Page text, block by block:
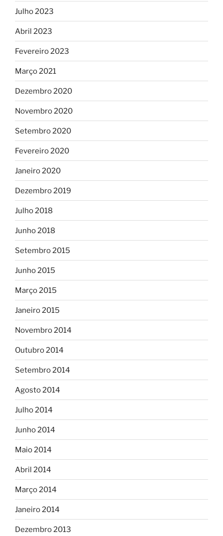
Julho 2023
Abril 2023
Fevereiro 2023
Março 2021
Dezembro 2020
Novembro 2020
Setembro 2020
Fevereiro 2020
Janeiro 2020
Dezembro 2019
Julho 2018
Junho 2018
Setembro 2015
Junho 2015
Março 2015
Janeiro 2015
Novembro 2014
Outubro 2014
Setembro 2014
Agosto 2014
Julho 2014
Junho 2014
Maio 2014
Abril 2014
Março 2014
Janeiro 2014
Dezembro 2013